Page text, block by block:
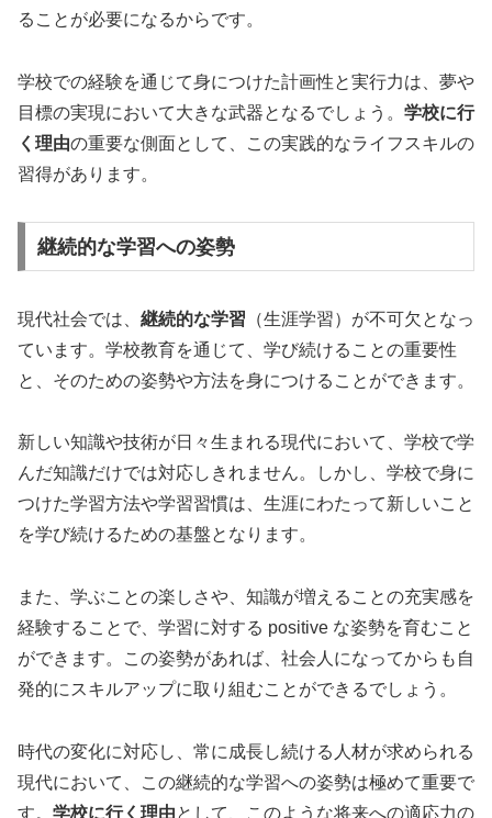
ることが必要になるからです。
学校での経験を通じて身につけた計画性と実行力は、夢や
目標の実現において大きな武器となるでしょう。 学校に行
く理由の重要な側面として、この実践的なライフスキルの
習得があります。
継続的な学習への姿勢
現代社会では、 継続的な学習 （生涯学習）が不可欠となっ
ています。学校教育を通じて、学び続けることの重要性
と、そのための姿勢や方法を身につけることができます。
新しい知識や技術が日々生まれる現代において、学校で学
んだ知識だけでは対応しきれません。しかし、学校で身に
つけた学習方法や学習習慣は、生涯にわたって新しいこと
を学び続けるための基盤となります。
また、学ぶことの楽しさや、知識が増えることの充実感を
経験することで、学習に対する positive な姿勢を育むこと
ができます。この姿勢があれば、社会人になってからも自
発的にスキルアップに取り組むことができるでしょう。
時代の変化に対応し、常に成長し続ける人材が求められる
現代において、この継続的な学習への姿勢は極めて重要で
す。 学校に行く理由として、このような将来への適応力の